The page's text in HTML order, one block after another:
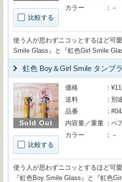
比較する
カラー
－
使う人が思わずニコッとするほど可
Smile Glass』と『虹色Girl Smile
虹色 Boy＆Girl Smile タンブ
Sold Out
比較する
価格
送料
別
品番
内容量／重量
ペ
カラー
－
使う人が思わずニコッとするほど可
『虹色Boy Smile Glass』と『虹色